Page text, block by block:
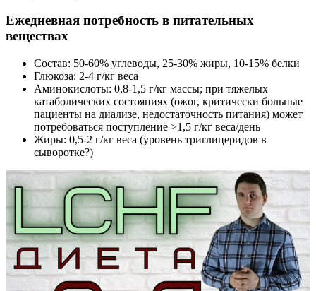
Ежедневная потребность в питательных
веществах
Состав: 50-60% углеводы, 25-30% жиры, 10-15% белки
Глюкоза: 2-4 г/кг веса
Аминокислоты: 0,8-1,5 г/кг массы; при тяжелых
катаболических состояниях (ожог, критически больные
пациенты на диализе, недостаточность питания) может
потребоваться поступление >1,5 г/кг веса/день
Жиры: 0,5-2 г/кг веса (уровень триглицеридов в
сыворотке?)